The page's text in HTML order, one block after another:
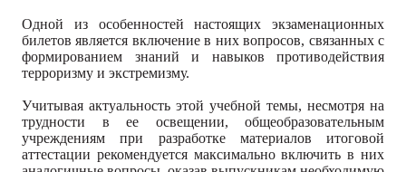
Одной из особенностей настоящих экзаменационных
билетов является включение в них вопросов, связанных с
формированием знаний и навыков противодействия
терроризму и экстремизму.
Учитывая актуальность этой учебной темы, несмотря на
трудности в ее освещении, общеобразовательным
учреждениям при разработке материалов итоговой
аттестации рекомендуется максимально включить в них